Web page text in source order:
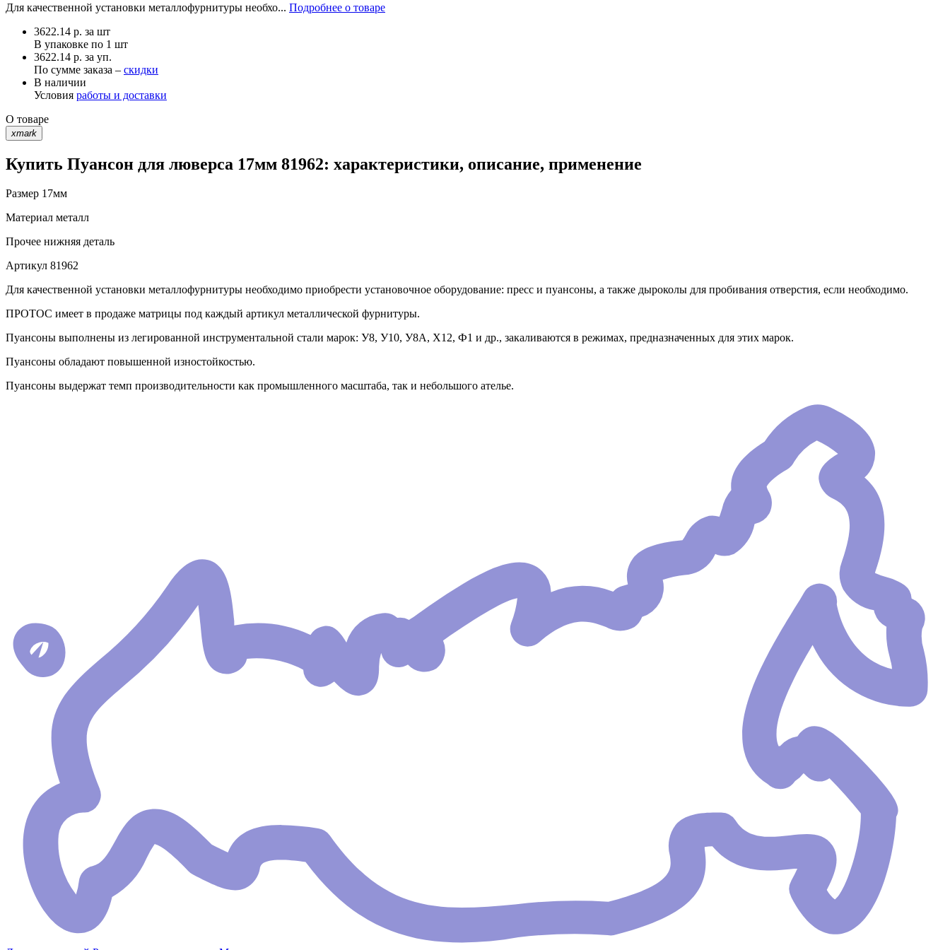
Для качественной установки металлофурнитуры необхо... Подробнее о товаре
3622.14 р. за шт
В упаковке по 1 шт
3622.14 р. за уп.
По сумме заказа – скидки
В наличии
Условия работы и доставки
О товаре
xmark
Купить Пуансон для люверса 17мм 81962: характеристики, описание, применение
Размер 17мм
Материал металл
Прочее нижняя деталь
Артикул 81962
Для качественной установки металлофурнитуры необходимо приобрести установочное оборудование: пресс и пуансоны, а также дыроколы для пробивания отверстия, если необходимо.
ПРОТОС имеет в продаже матрицы под каждый артикул металлической фурнитуры.
Пуансоны выполнены из легированной инструментальной стали марок: У8, У10, У8А, Х12, Ф1 и др., закаливаются в режимах, предназначенных для этих марок.
Пуансоны обладают повышенной изностойкостью.
Пуансоны выдержат темп производительности как промышленного масштаба, так и небольшого ателье.